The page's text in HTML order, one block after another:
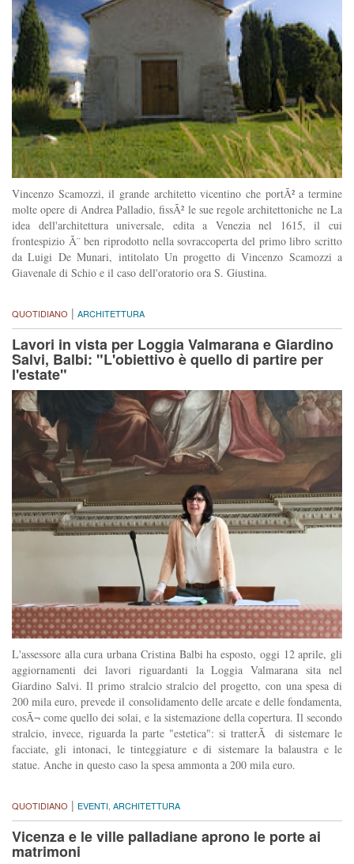
Vincenzo Scamozzi, il grande architetto vicentino che portÃ² a termine
molte opere di Andrea Palladio, fissÃ² le sue regole architettoniche ne La
idea dell'architettura universale, edita a Venezia nel 1615, il cui
frontespizio Ã¨ ben riprodotto nella sovraccoperta del primo libro scritto
da Luigi De Munari, intitolato Un progetto di Vincenzo Scamozzi a
Giavenale di Schio e il caso dell'oratorio ora S. Giustina.
QUOTIDIANO | ARCHITETTURA
Lavori in vista per Loggia Valmarana e Giardino
Salvi, Balbi: "L'obiettivo è quello di partire per
l'estate"
L'assessore alla cura urbana Cristina Balbi ha esposto, oggi 12 aprile, gli
aggiornamenti dei lavori riguardanti la Loggia Valmarana sita nel
Giardino Salvi. Il primo stralcio stralcio del progetto, con una spesa di
200 mila euro, prevede il consolidamento delle arcate e delle fondamenta,
cosÃ¬ come quello dei solai, e la sistemazione della copertura. Il secondo
stralcio, invece, riguarda la parte "estetica": si tratterÃ di sistemare le
facciate, gli intonaci, le tinteggiature e di sistemare la balaustra e le
statue. Anche in questo caso la spesa ammonta a 200 mila euro.
QUOTIDIANO | EVENTI ARCHITETTURA
Vicenza e le ville palladiane aprono le porte ai
matrimoni